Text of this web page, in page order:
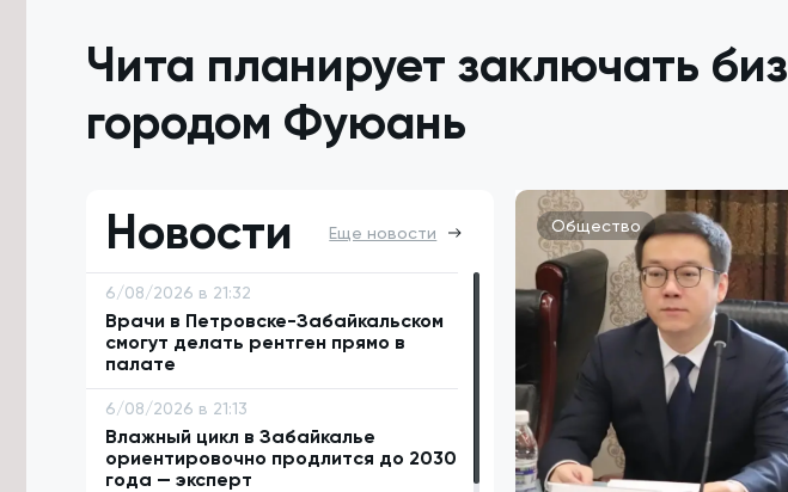
Чита планирует заключать
городом Фуюань
Новости
Еще новости
6/08/2026 в 21:32
Врачи в Петровске-Забайкальском
смогут делать рентген прямо в
палате
6/08/2026 в 21:13
Влажный цикл в Забайкалье
ориентировочно продлится до 2030
года — эксперт
Общество